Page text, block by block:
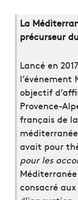
La
précurseur
Lancé en
objectif
Provence-
français de
avait pour
pour les
consacré